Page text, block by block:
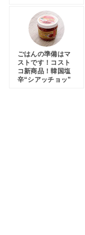
ごはんの準備はマ
ストです！コスト
コ新商品！韓国塩
辛“シアッチョッ”